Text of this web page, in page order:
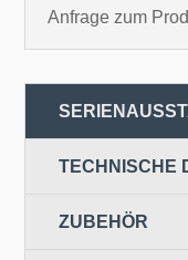
Anfrage zum
TECHNISCHE
ZUBEHÖR